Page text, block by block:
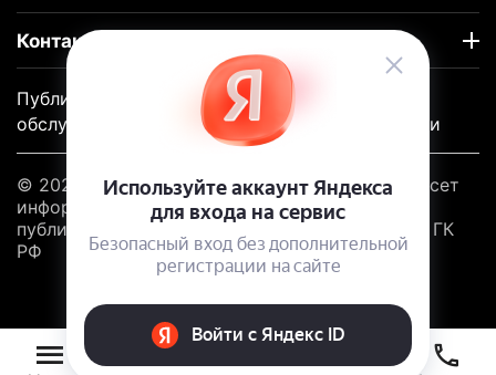
Контакты
Публичный договор-оферты
Гарантийное
обслуживание |
Политика конфиденциальности
© 2020 - 2026 RODE. Информация на сайте несет
информационный характер и не является
публичной офертой в соответствии со ст. 437 ГК
РФ